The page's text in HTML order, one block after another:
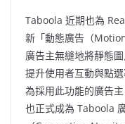
Taboola 近期也為
新「動態廣告（
廣告主無縫地將靜態
提升使用者互動與點
為採用此功能的廣告
也正式成為 Taboola